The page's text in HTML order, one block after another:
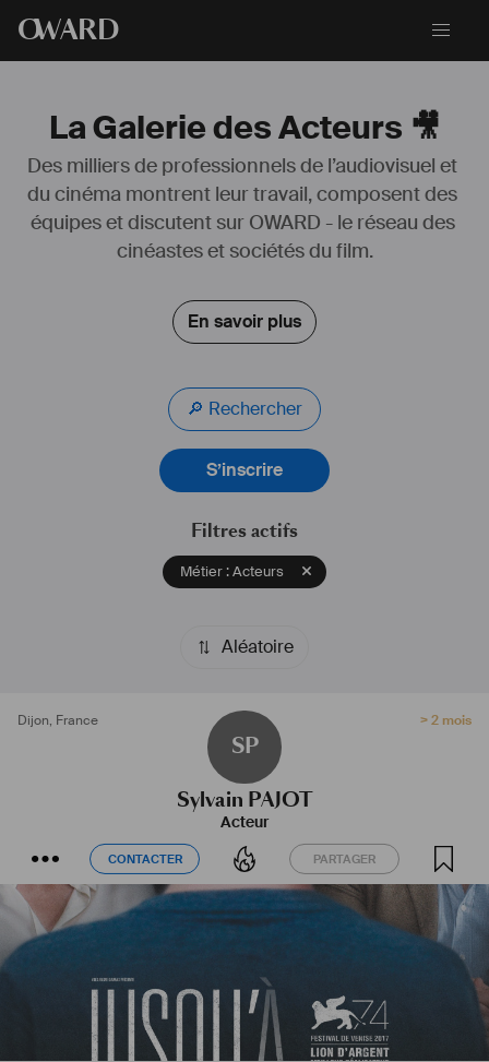
OWARD
La Galerie des Acteurs 🎥
Des milliers de professionnels de l’audiovisuel et
du cinéma montrent leur travail, composent des
équipes et discutent sur OWARD - le réseau des
cinéastes et sociétés du film.
En savoir plus
🔎 Rechercher
S’inscrire
Filtres actifs
Métier : Acteurs
Aléatoire
Dijon, France
SP
> 2 mois
Sylvain PAJOT
Acteur
CONTACTER PARTAGER
CONTACTER PARTAGER